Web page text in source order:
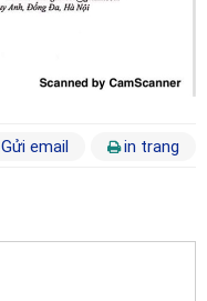
Gửi email in trang